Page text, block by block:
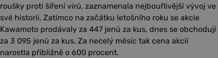
roušky proti šíření virů, zaznamenala nejbouřlivější vývoj ve
své historii. Zatímco na začátku letošního roku se akcie
Kawamoto prodávaly za 447 jenů za kus, dnes se obchodují
za 3 095 jenů za kus. Za necelý měsíc tak cena akcií
narostla přibližně o 600 procent.